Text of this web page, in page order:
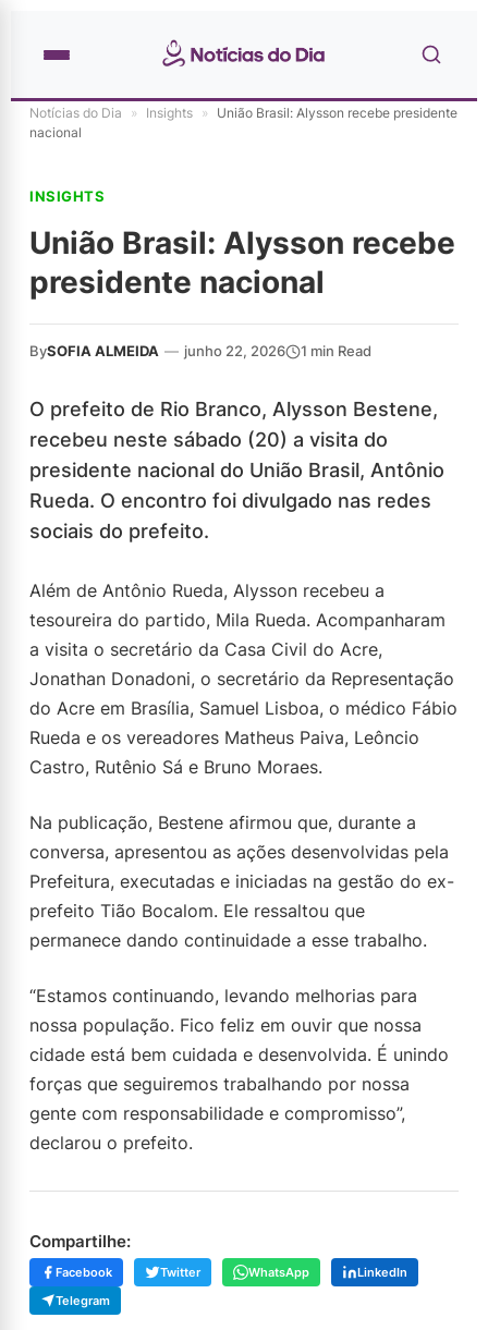
Notícias do Dia » Insights » União Brasil: Alysson recebe presidente
nacional
INSIGHTS
União Brasil: Alysson recebe
presidente nacional
BySOFIA ALMEIDA — junho 22, 2026 1 min Read
O prefeito de Rio Branco, Alysson Bestene,
recebeu neste sábado (20) a visita do
presidente nacional do União Brasil, Antônio
Rueda. O encontro foi divulgado nas redes
sociais do prefeito.
Além de Antônio Rueda, Alysson recebeu a
tesoureira do partido, Mila Rueda. Acompanharam
a visita o secretário da Casa Civil do Acre,
Jonathan Donadoni, o secretário da Representação
do Acre em Brasília, Samuel Lisboa, o médico Fábio
Rueda e os vereadores Matheus Paiva, Leôncio
Castro, Rutênio Sá e Bruno Moraes.
Na publicação, Bestene afirmou que, durante a
conversa, apresentou as ações desenvolvidas pela
Prefeitura, executadas e iniciadas na gestão do ex-
prefeito Tião Bocalom. Ele ressaltou que
permanece dando continuidade a esse trabalho.
“Estamos continuando, levando melhorias para
nossa população. Fico feliz em ouvir que nossa
cidade está bem cuidada e desenvolvida. É unindo
forças que seguiremos trabalhando por nossa
gente com responsabilidade e compromisso”,
declarou o prefeito.
Compartilhe:
Facebook Twitter WhatsApp
LinkedIn
Telegram